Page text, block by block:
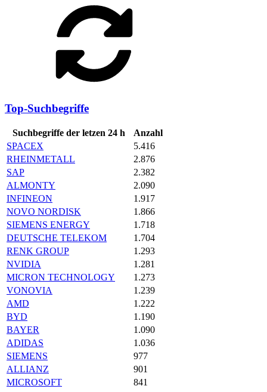
Top-Suchbegriffe
Suchbegriffe der letzen 24 h
Anzahl
SPACEX
5.416
RHEINMETALL
2.876
SAP
2.382
ALMONTY
2.090
INFINEON
1.917
NOVO NORDISK
1.866
SIEMENS ENERGY
1.718
DEUTSCHE TELEKOM
1.704
RENK GROUP
1.293
NVIDIA
1.281
MICRON TECHNOLOGY
1.273
VONOVIA
1.239
AMD
1.222
BYD
1.190
BAYER
1.090
ADIDAS
1.036
SIEMENS
977
ALLIANZ
901
MICROSOFT
841